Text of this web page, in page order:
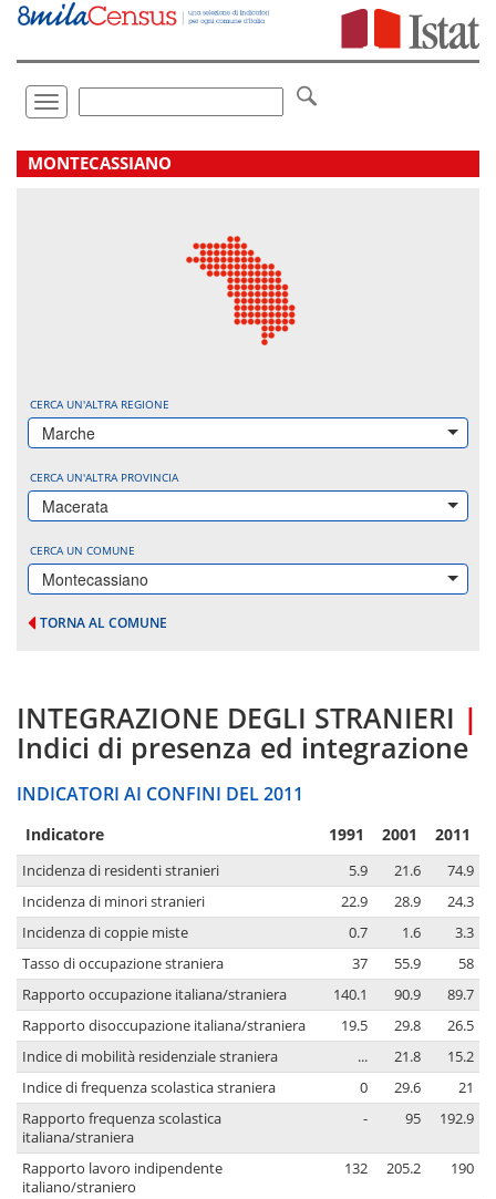
Vai
direttamente
Toggle
navigation
.
MONTECASSIANO
CERCA UN'ALTRA REGIONE
Marche
CERCA UN'ALTRA PROVINCIA
Macerata
CERCA UN COMUNE
Montecassiano
TORNA AL COMUNE
INTEGRAZIONE DEGLI STRANIERI |
Indici di presenza ed integrazione
INDICATORI AI CONFINI DEL 2011
Indicatore 1991 2001 2011
Incidenza di residenti stranieri 5.9 21.6
74.9
Incidenza di minori stranieri
22.9 28.9
24.3
Incidenza di coppie miste
0.7 1.6
3.3
Tasso di occupazione straniera
37 55.9
58
Rapporto occupazione italiana/straniera
140.1 90.9
89.7
Rapporto disoccupazione italiana/straniera
19.5 29.8
26.5
Indice di mobilità residenziale straniera
... 21.8
15.2
Indice di frequenza scolastica straniera
0 29.6
21
Rapporto frequenza scolastica
italiana/straniera
- 95 192.9
Rapporto lavoro indipendente
italiano/straniero
132 205.2 190